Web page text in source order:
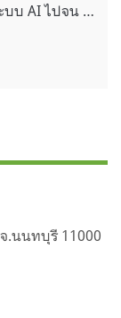
บบ AI ไปจน …
รักษ์ในปัจจุบันและ
.นนทบุรี 11000